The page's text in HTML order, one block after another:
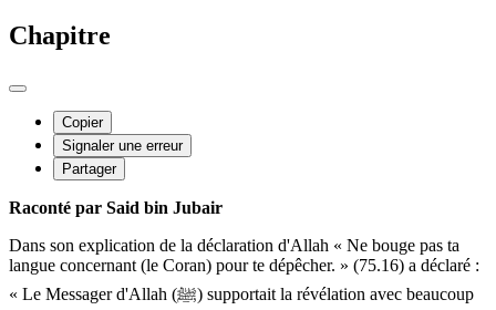
Chapitre
Copier
Signaler une erreur
Partager
Raconté par Said bin Jubair
Dans son explication de la déclaration d'Allah « Ne bouge pas ta
langue concernant (le Coran) pour te dépêcher. » (75.16) a déclaré :
« Le Messager d'Allah (ﷺ) supportait la révélation avec beaucoup